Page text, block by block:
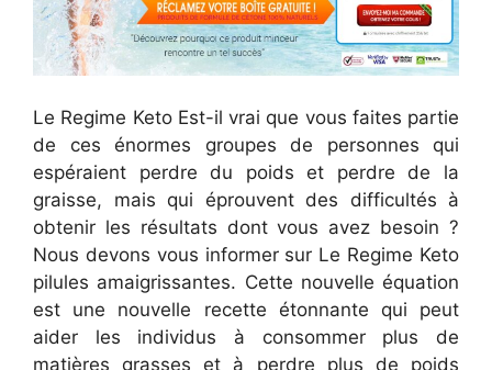
Le Regime Keto Est-il vrai que vous faites partie
de ces énormes groupes de personnes qui
espéraient perdre du poids et perdre de la
graisse, mais qui éprouvent des difficultés à
obtenir les résultats dont vous avez besoin ?
Nous devons vous informer sur Le Regime Keto
pilules amaigrissantes. Cette nouvelle équation
est une nouvelle recette étonnante qui peut
aider les individus à consommer plus de
matières grasses et à perdre plus de poids